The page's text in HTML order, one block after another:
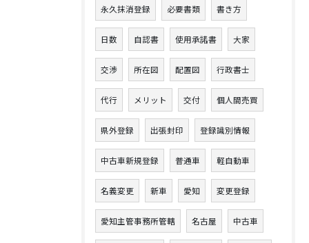
永久抹消登録 必要書類 書き方
日数 自認書 使用承諾書 大家
交渉 所在図 配置図 行政書士
代行 メリット 交付 個人間売買
県外登録 出張封印 登録識別情報
中古車新規登録 普通車 軽自動車
名義変更 新車 愛知 変更登録
愛知主管事務所管轄 名古屋 中古車